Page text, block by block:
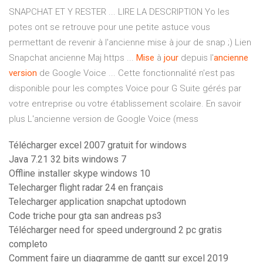
SNAPCHAT ET Y RESTER ... LIRE LA DESCRIPTION Yo les
potes ont se retrouve pour une petite astuce vous
permettant de revenir à l'ancienne mise à jour de snap ;) Lien
Snapchat ancienne Maj https ... Mise à jour depuis l'ancienne
version de Google Voice ... Cette fonctionnalité n'est pas
disponible pour les comptes Voice pour G Suite gérés par
votre entreprise ou votre établissement scolaire. En savoir
plus L'ancienne version de Google Voice (mess
Télécharger excel 2007 gratuit for windows
Java 7.21 32 bits windows 7
Offline installer skype windows 10
Telecharger flight radar 24 en français
Telecharger application snapchat uptodown
Code triche pour gta san andreas ps3
Télécharger need for speed underground 2 pc gratis
completo
Comment faire un diagramme de gantt sur excel 2019